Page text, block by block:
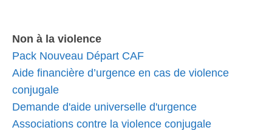
Non à la violence
Pack Nouveau Départ CAF
Aide financière d’urgence en cas de violence
conjugale
Demande d'aide universelle d'urgence
Associations contre la violence conjugale